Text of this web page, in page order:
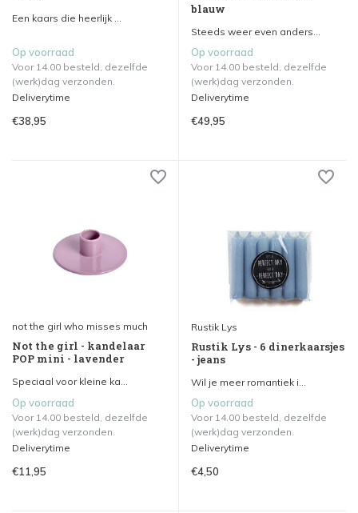
Een kaars die heerlijk ...
Op voorraad
Voor 14.00 besteld, dezelfde
(werk)dag verzonden.
Deliverytime
€38,95
blauw
Steeds weer even anders...
Op voorraad
Voor 14.00 besteld, dezelfde
(werk)dag verzonden.
Deliverytime
€49,95
not the girl who misses much
Not the girl - kandelaar
POP mini - lavender
Speciaal voor kleine ka...
Op voorraad
Voor 14.00 besteld, dezelfde
(werk)dag verzonden.
Deliverytime
€11,95
Rustik Lys
Rustik Lys - 6 dinerkaarsjes
- jeans
Wil je meer romantiek i...
Op voorraad
Voor 14.00 besteld, dezelfde
(werk)dag verzonden.
Deliverytime
€4,50